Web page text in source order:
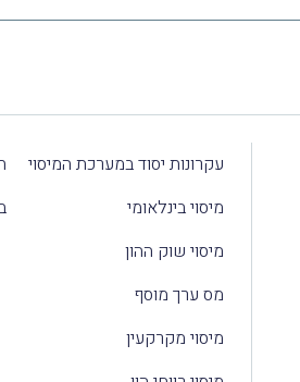
עקרונות יסוד במערכת המיסוי
מיסוי בינלאומי
מיסוי שוק ההון
מס ערך מוסף
מיסוי מקרקעין